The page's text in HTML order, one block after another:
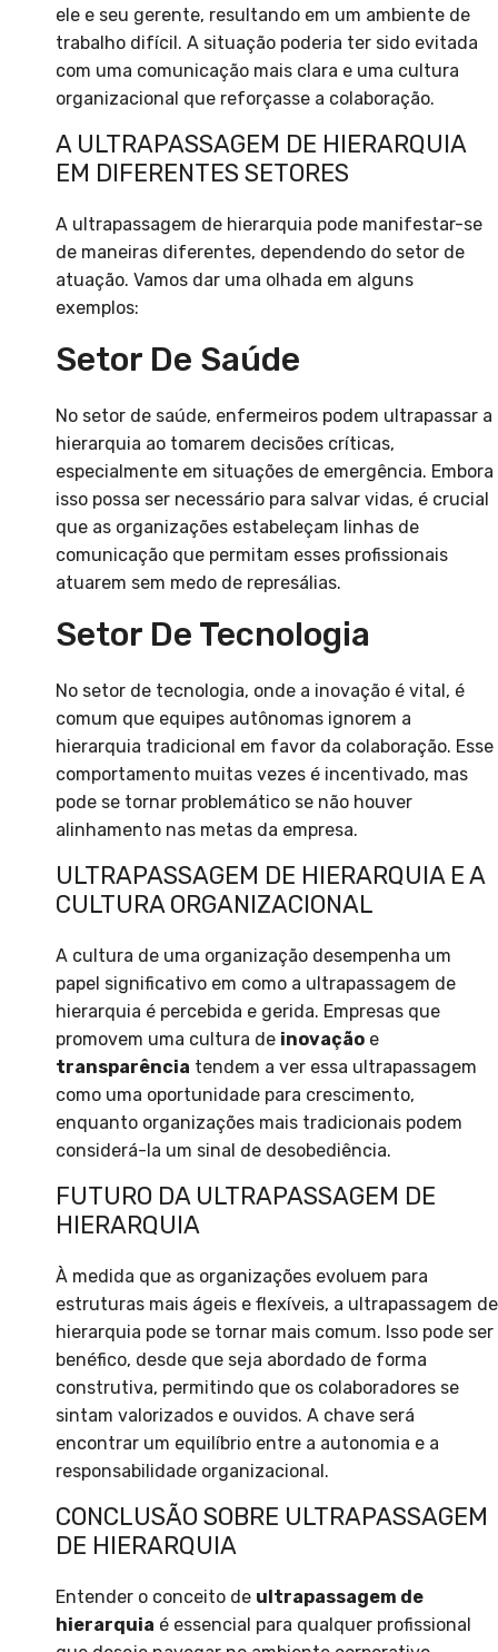
ele e seu gerente, resultando em um ambiente de
trabalho difícil. A situação poderia ter sido evitada
com uma comunicação mais clara e uma cultura
organizacional que reforçasse a colaboração.
A ULTRAPASSAGEM DE HIERARQUIA
EM DIFERENTES SETORES
A ultrapassagem de hierarquia pode manifestar-se
de maneiras diferentes, dependendo do setor de
atuação. Vamos dar uma olhada em alguns
exemplos:
Setor De Saúde
No setor de saúde, enfermeiros podem ultrapassar a
hierarquia ao tomarem decisões críticas,
especialmente em situações de emergência. Embora
isso possa ser necessário para salvar vidas, é crucial
que as organizações estabeleçam linhas de
comunicação que permitam esses profissionais
atuarem sem medo de represálias.
Setor De Tecnologia
No setor de tecnologia, onde a inovação é vital, é
comum que equipes autônomas ignorem a
hierarquia tradicional em favor da colaboração. Esse
comportamento muitas vezes é incentivado, mas
pode se tornar problemático se não houver
alinhamento nas metas da empresa.
ULTRAPASSAGEM DE HIERARQUIA E A
CULTURA ORGANIZACIONAL
A cultura de uma organização desempenha um
papel significativo em como a ultrapassagem de
hierarquia é percebida e gerida. Empresas que
promovem uma cultura de inovação e
transparência tendem a ver essa ultrapassagem
como uma oportunidade para crescimento,
enquanto organizações mais tradicionais podem
considerá-la um sinal de desobediência.
FUTURO DA ULTRAPASSAGEM DE
HIERARQUIA
À medida que as organizações evoluem para
estruturas mais ágeis e flexíveis, a ultrapassagem de
hierarquia pode se tornar mais comum. Isso pode ser
benéfico, desde que seja abordado de forma
construtiva, permitindo que os colaboradores se
sintam valorizados e ouvidos. A chave será
encontrar um equilíbrio entre a autonomia e a
responsabilidade organizacional.
CONCLUSÃO SOBRE ULTRAPASSAGEM
DE HIERARQUIA
Entender o conceito de ultrapassagem de
hierarquia é essencial para qualquer profissional